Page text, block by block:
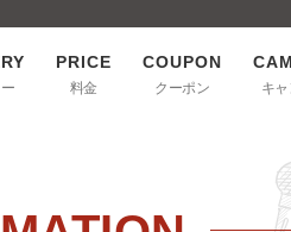
料金 クーポン キ